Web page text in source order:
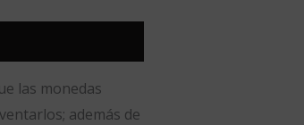
las monedas
además de